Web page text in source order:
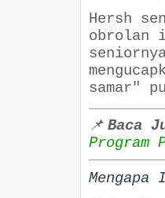
Hersh
obrolan
samar"
📌 Baca
Program